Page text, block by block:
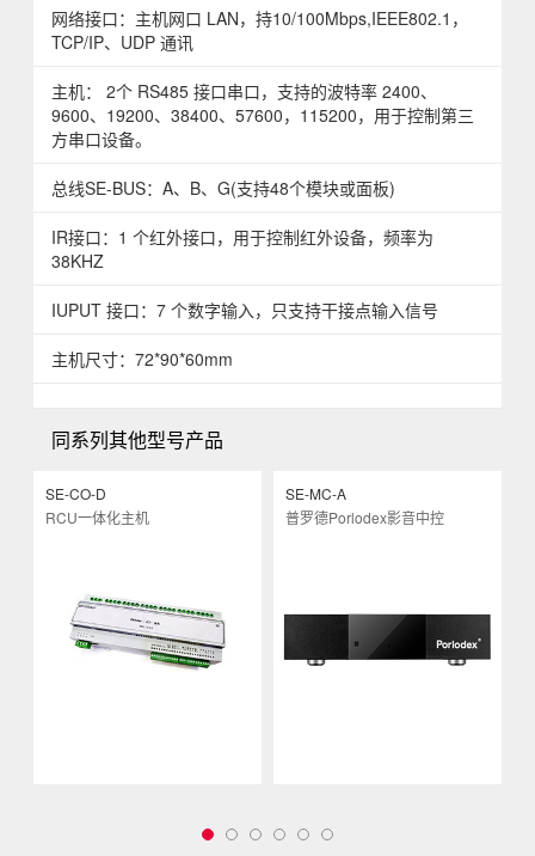
网络接口：主机网口 LAN，持10/100Mbps,IEEE802.1，
TCP/IP、UDP 通讯
主机： 2个 RS485 接口串口，支持的波特率 2400、
9600、19200、38400、57600，115200，用于控制第三
方串口设备。
总线SE-BUS：A、B、G(支持48个模块或面板)
IR接口：1 个红外接口，用于控制红外设备，频率为
38KHZ
IUPUT 接口：7 个数字输入，只支持干接点输入信号
主机尺寸：72*90*60mm
同系列其他型号产品
SE-CO-D
RCU一体化主机
SE-MC-A
普罗德Porlodex影音中控